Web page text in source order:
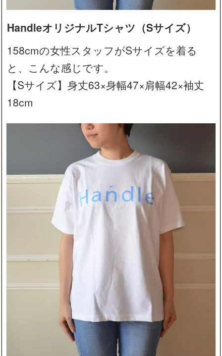
HandleオリジナルTシャツ（Sサイズ）
158cmの女性スタッフがSサイズを着る
と、こんな感じです。
【Sサイズ】身丈63×身幅47×肩幅42×袖丈
18cm